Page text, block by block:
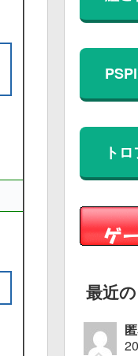
ト
最近